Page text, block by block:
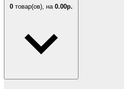
0 товар(ов), на 0.00р.